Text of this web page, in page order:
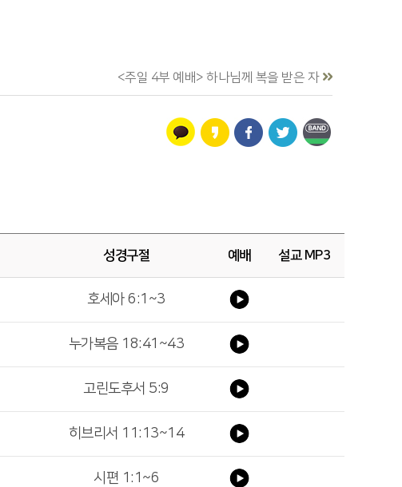
<주일 4부 예배> 하나님께 복을 받은 자
성경구절 예배 설교 MP3
호세아 6:1~3
누가복음 18:41~43
고린도후서 5:9
히브리서 11:13~14
시편 1:1~6